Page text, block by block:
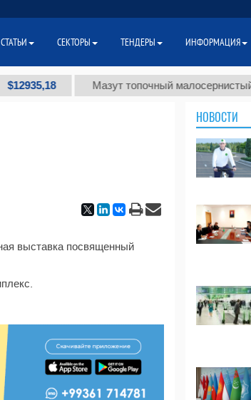
Мазут топочный малосернистый (т.)
выставка посвященный
НОВОСТИ
СТАТЬИ СЕКТОРЫ ТЕНДЕРЫ ИНФОРМАЦИЯ